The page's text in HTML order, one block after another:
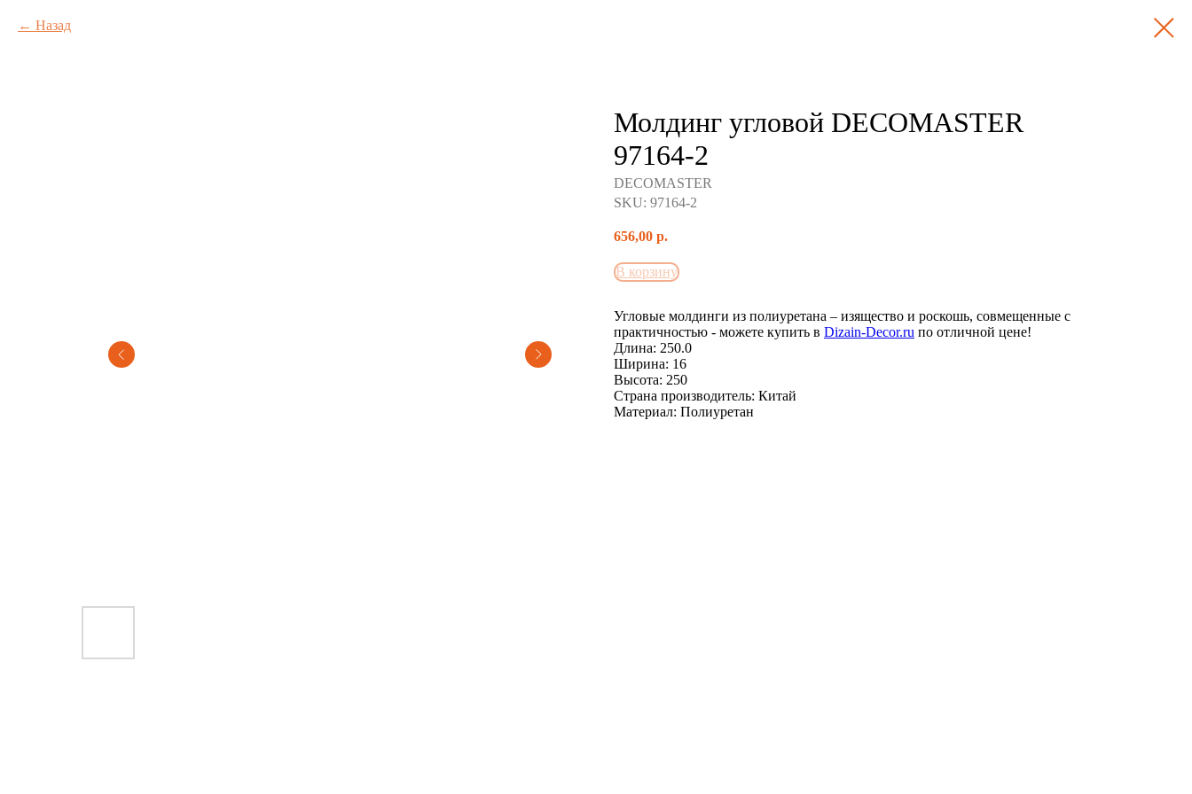
Назад
Молдинг угловой DECOMASTER
97164-2
DECOMASTER
SKU: 97164-2
656,00 р.
В корзину
Угловые молдинги из полиуретана – изящество и роскошь, совмещенные с
практичностью - можете купить в Dizain-Decor.ru по отличной цене!
Длина: 250.0
Ширина: 16
Высота: 250
Страна производитель: Китай
Материал: Полиуретан